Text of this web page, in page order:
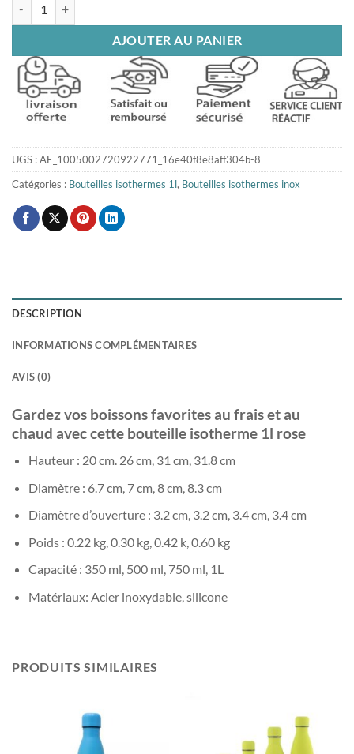
AJOUTER AU PANIER
UGS :AE_1005002720922771_16e40f8e8aff304b-8
Catégories : Bouteilles isothermes 1l, Bouteilles isothermes inox
DESCRIPTION
INFORMATIONS COMPLÉMENTAIRES
AVIS (0)
Gardez vos boissons favorites au frais et au
chaud avec cette bouteille isotherme 1l rose
Hauteur : 20 cm. 26 cm, 31 cm, 31.8 cm
Diamètre : 6.7 cm, 7 cm, 8 cm, 8.3 cm
Diamètre d’ouverture : 3.2 cm, 3.2 cm, 3.4 cm, 3.4 cm
Poids : 0.22 kg, 0.30 kg, 0.42 k, 0.60 kg
Capacité : 350 ml, 500 ml, 750 ml, 1L
Matériaux: Acier inoxydable, silicone
PRODUITS SIMILAIRES